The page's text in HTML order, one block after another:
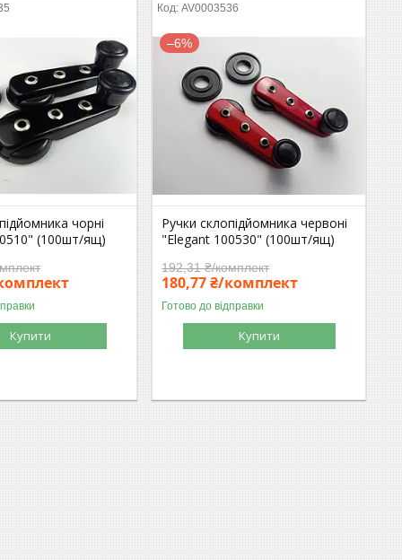
чорні
(100шт/ящ)
Купити
AV0003536
–6%
Ручки склопідйомника червоні
"Elegant 100530" (100шт/ящ)
192,31 ₴/комплект
180,77 ₴/комплект
Готово до відправки
Купити